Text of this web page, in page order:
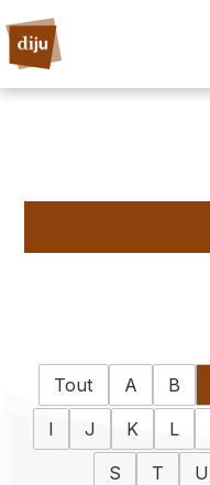
Tout A B
I
J K L
S
T U